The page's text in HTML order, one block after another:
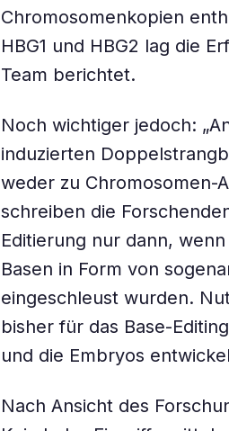
Chromosomenkopien
HBG1 und HBG2 lag die
Team berichtet.
Noch wichtiger jedoch:
induzierten
weder zu Chromosomen-
schreiben die
Editierung nur dann,
Basen in Form von
eingeschleust wurden.
bisher für das Base-
und die Embryos
Nach Ansicht des